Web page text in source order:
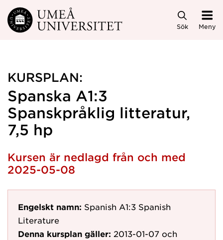
Hoppa direkt till innehållet
Sök Meny
KURSPLAN:
Spanska A1:3
Spanskpråklig litteratur,
7,5 hp
Kursen är nedlagd från och med
2025-05-08
Engelskt namn: Spanish A1:3 Spanish
Literature
Denna kursplan gäller: 2013-01-07 och